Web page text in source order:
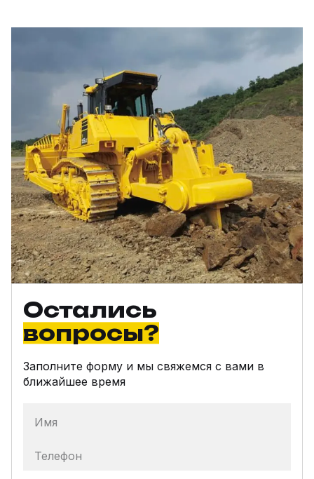
Остались
вопросы?
Заполните форму и мы свяжемся с вами в
ближайшее время
Имя
Телефон